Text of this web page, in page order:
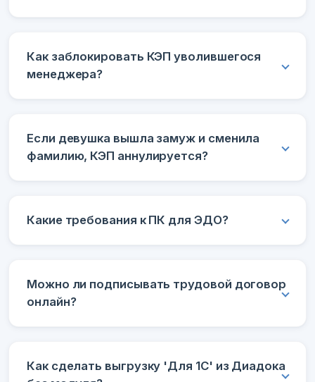
Как заблокировать КЭП уволившегося
менеджера?
Если девушка вышла замуж и сменила
фамилию, КЭП аннулируется?
Какие требования к ПК для ЭДО?
Можно ли подписывать трудовой договор
онлайн?
Как сделать выгрузку 'Для 1С' из Диадока